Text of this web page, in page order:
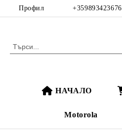
Профил +359893423676
НАЧАЛО
Motorola